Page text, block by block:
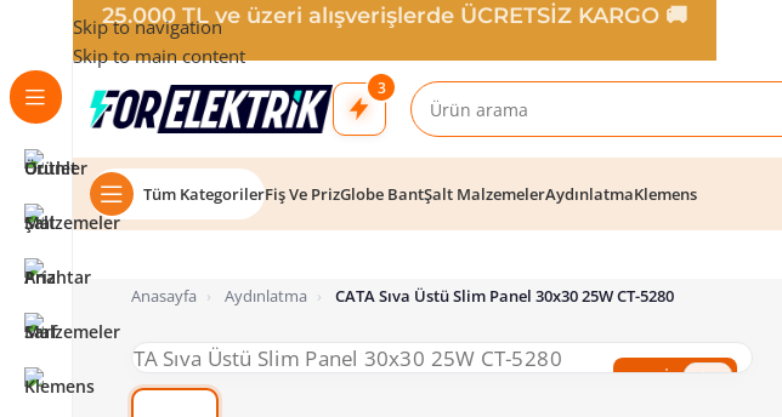
Skip to navigation
Skip to main content
3
Tüm KategorilerFiş Ve PrizGlobe BantŞalt MalzemelerAydınlatmaKlemens
Anasayfa › Aydınlatma › CATA Sıva Üstü Slim Panel 30x30 25W CT-5280
%50 İndirim
25.000 TL ve üzeri alışverişlerde ÜCRETSİZ KARGO 🚚